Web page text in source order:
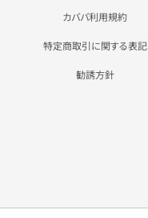
カババ利用規約
特定商取引に関する表記
勧誘方針